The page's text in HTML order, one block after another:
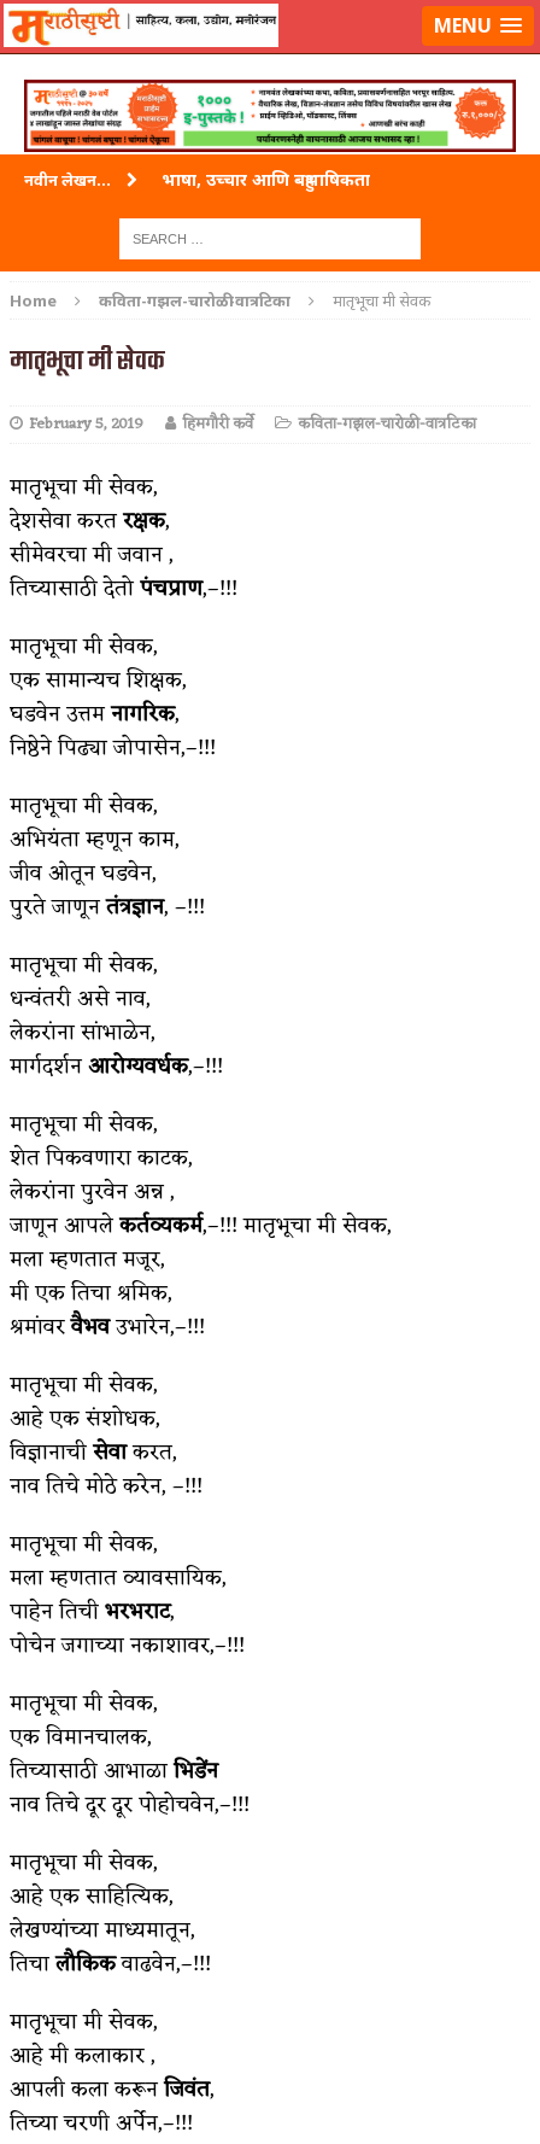
लॉग-इन करा|लेखक नोंदणी कराMENU
नवीन लेखन... भाषा, उच्चार आणि बहुभाषिकता
ताम्र – एक अफलातून धातू (COPPER)
पाटलाची विहीर
पुस्तके बदलायची आहेत तुम्हाला!
किती घोषणांचा पाऊस होता
काळजाचे प्रेत
चमकदार चांदी
४ जुलै – इतिहासात घडलेल्या महत्त्वाच्या घटना
अष्टपैलू : खंडू रांगणेकर
बुडीच खटलं – संयुक्त कुटुंब का गरजेचं?
Home कविता-गझल-चारोळी-वात्रटिका मातृभूचा मी सेवक
मातृभूचा मी सेवक
February 5, 2019 हिमगौरी कर्वे कविता-गझल-चारोळी-वात्रटिका
मातृभूचा मी सेवक,
देशसेवा करतरक्षक,
सीमेवरचा मी जवान ,
तिच्यासाठी देतोपंचप्राण,–!!!
मातृभूचा मी सेवक,
एक सामान्यच शिक्षक,
घडवेन उत्तमनागरिक,
निष्ठेने पिढ्या जोपासेन,–!!!
मातृभूचा मी सेवक,
अभियंता म्हणून काम,
जीव ओतून घडवेन,
पुरते जाणूनतंत्रज्ञान, –!!!
मातृभूचा मी सेवक,
धन्वंतरी असे नाव,
लेकरांना सांभाळेन,
मार्गदर्शनआरोग्यवर्धक,–!!!
मातृभूचा मी सेवक,
शेत पिकवणारा काटक,
लेकरांना पुरवेन अन्न‌ ,
जाणून आपलेकर्तव्यकर्म,–!!! मातृभूचा मी सेवक,
मला म्हणतात मजूर,
मी एक तिचा श्रमिक,
श्रमांवरवैभवउभारेन,–!!!
मातृभूचा मी सेवक,
आहे एक संशोधक,
विज्ञानाचीसेवाकरत,
नाव तिचे मोठे करेन, –!!!
मातृभूचा मी सेवक,
मला म्हणतात व्यावसायिक,
पाहेन तिचीभरभराट,
पोचेन जगाच्या नकाशावर,–!!!
मातृभूचा मी सेवक,
एक विमानचालक,
तिच्यासाठी आभाळाभिडेंन
नाव तिचे दूर दूर पोहोचवेन,–!!!
मातृभूचा मी सेवक,
आहे एक साहित्यिक,
लेखण्यांच्या माध्यमातून,
तिचालौकिकवाढवेन,–!!!
मातृभूचा मी सेवक,
आहे मी कलाकार ,
आपली कला करूनजिवंत,
तिच्या चरणी अर्पेन,–!!!